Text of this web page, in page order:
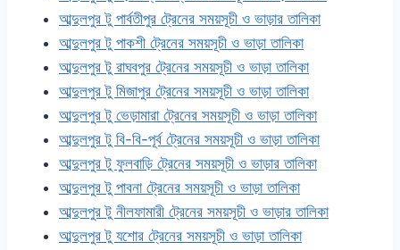
আব্দুলপুর টু পার্বতীপুর ট্রেনের সময়সূচী ও ভাড়ার তালিকা
আব্দুলপুর টু পাকশী ট্রেনের সময়সূচী ও ভাড়া তালিকা
আব্দুলপুর টু রাঘবপুর ট্রেনের সময়সূচী ও ভাড়া তালিকা
আব্দুলপুর টু মিজাপুর ট্রেনের সময়সূচী ও ভাড়া তালিকা
আব্দুলপুর টু ভেড়ামারা ট্রেনের সময়সূচী ও ভাড়া তালিকা
আব্দুলপুর টু বি-বি-পূর্ব ট্রেনের সময়সূচী ও ভাড়া তালিকা
আব্দুলপুর টু ফুলবাড়ি ট্রেনের সময়সূচী ও ভাড়ার তালিকা
আব্দুলপুর টু পাবনা ট্রেনের সময়সূচী ও ভাড়া তালিকা
আব্দুলপুর টু নীলফামারী ট্রেনের সময়সূচী ও ভাড়ার তালিকা
আব্দুলপুর টু যশোর ট্রেনের সময়সূচী ও ভাড়া তালিকা